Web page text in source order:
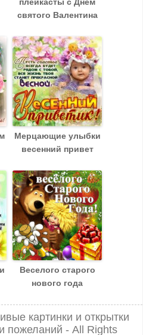
святого Валентина
Мерцающие улыбки
весенний привет
Веселого старого
нового года
картинки и открытки
пожеланий - All Rights